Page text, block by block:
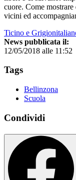
cuore. Come
vicini ed
Ticino e
News pubblicata il:
12/05/2018 alle 11:52
Tags
Bellinzona
Scuola
Condividi